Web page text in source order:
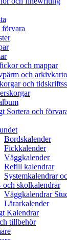
förvara
och mappar
och
och
Sortera och
Bordskalender
Fickkalender
Väggkalender
Refill kalendrar
Systemkalendrar
och skolkalendrar
Väggkalendrar
Lärarkalender
Kalendrar
tillbehör